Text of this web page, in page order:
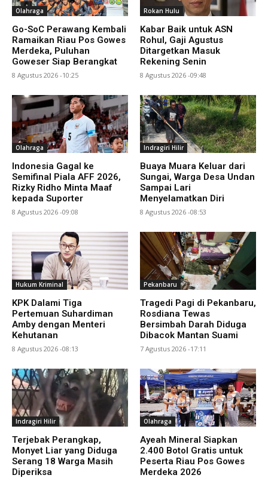
Olahraga
Go-SoC Perawang Kembali
Ramaikan Riau Pos Gowes
Merdeka, Puluhan
Goweser Siap Berangkat
8 Agustus 2026 -10:25
Rokan Hulu
Kabar Baik untuk ASN
Rohul, Gaji Agustus
Ditargetkan Masuk
Rekening Senin
8 Agustus 2026 -09:48
Olahraga
Indonesia Gagal ke
Semifinal Piala AFF 2026,
Rizky Ridho Minta Maaf
kepada Suporter
8 Agustus 2026 -09:08
Indragiri Hilir
Buaya Muara Keluar dari
Sungai, Warga Desa Undan
Sampai Lari
Menyelamatkan Diri
8 Agustus 2026 -08:53
Hukum Kriminal
KPK Dalami Tiga
Pertemuan Suhardiman
Amby dengan Menteri
Kehutanan
8 Agustus 2026 -08:13
Pekanbaru
Tragedi Pagi di Pekanbaru,
Rosdiana Tewas
Bersimbah Darah Diduga
Dibacok Mantan Suami
7 Agustus 2026 -17:11
Indragiri Hilir
Terjebak Perangkap,
Monyet Liar yang Diduga
Serang 18 Warga Masih
Diperiksa
Olahraga
Ayeah Mineral Siapkan
2.400 Botol Gratis untuk
Peserta Riau Pos Gowes
Merdeka 2026